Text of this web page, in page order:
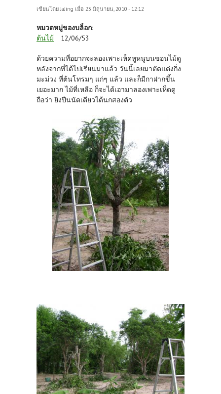
เขียนโดยJaJing เมื่อ 23 มิถุนายน, 2010 - 12:12
หมวดหมู่ของบล็อก:
ต้นไม้
12/06/53
ด้วยความที่อยากจะลองเพาะเห็ดหูหนูบนขอนไม้ดู
หลังจากที่ได้ไปเรียนมาแล้ว วันนี้เลยมาตัดแต่งกิ่ง
มะม่วง ที่ต้นโทรมๆ แก่ๆ แล้ว และก็มีกาฝากขึ้น
เยอะมาก ไม้ที่เหลือ ก็จะได้เอามาลองเพาะเห็ดดู
ถือว่า ยิงปืนนัดเดียวได้นกสองตัว